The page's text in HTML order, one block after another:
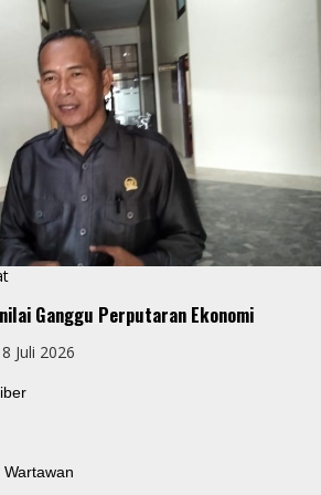
Ganggu Perputaran Ekonomi
8 Juli 2026